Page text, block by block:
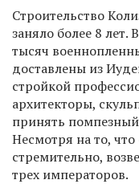
Строительство
заняло более 8 лет.
тысяч
доставлены из
стройкой
архитекторы,
принять
Несмотря на то,
стремительно,
трех императоров.